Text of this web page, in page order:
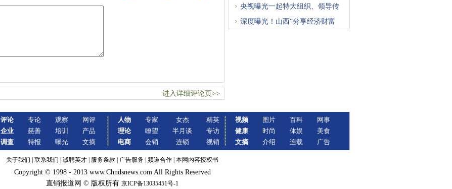
进入详细评论页>>
央视曝光一起特大组织、领导传
深度曝光！山西“分享经济财富
评论
企业
调查
专论
慈善
特报
观察
培训
曝光
网评
产品
文摘
人物
理论
电商
专家
瞭望
会销
女杰
半月谈
连锁
精英
专访
视销
视频
健康
文摘
图片
时尚
介绍
百科
体娱
连载
网事
美食
广告
关于我们 联系我们 诚聘英才 服务条款 广告服务 频道合作 本网内容授权书
Copyright © 1998 - 2013 www.Chndsnews.com All Rights Reserved
直销报道网 © 版权所有 京ICP备13035451号-1